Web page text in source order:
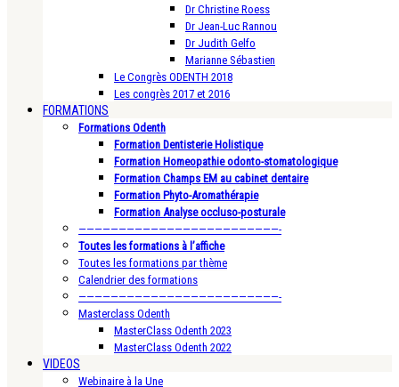
Dr Christine Roess
Dr Jean-Luc Rannou
Dr Judith Gelfo
Marianne Sébastien
Le Congrès ODENTH 2018
Les congrès 2017 et 2016
FORMATIONS
Formations Odenth
Formation Dentisterie Holistique
Formation Homeopathie odonto-stomatologique
Formation Champs EM au cabinet dentaire
Formation Phyto-Aromathérapie
Formation Analyse occluso-posturale
—————————————————————————-
Toutes les formations à l’affiche
Toutes les formations par thème
Calendrier des formations
—————————————————————————-
Masterclass Odenth
MasterClass Odenth 2023
MasterClass Odenth 2022
VIDEOS
Webinaire à la Une